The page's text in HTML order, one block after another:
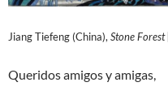
Jiang Tiefeng (China), Stone Forest
Queridos amigos y amigas,